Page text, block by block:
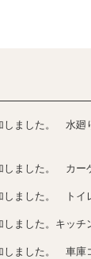
ました。 水廻
ました。 カー
ました。 トイ
ました。キッチ
ました。 車庫